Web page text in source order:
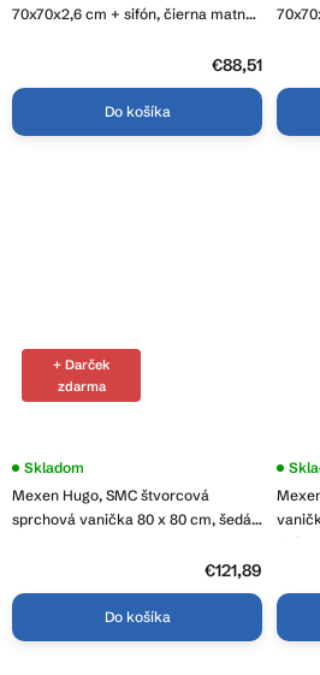
70x70x2,6 cm + sifón, čierna matná,
€88,51
Do košíka
+ Darček
zdarma
Mexen Hugo, SMC štvorcová
sprchová vanička 80 x 80 cm, šedá,
Skladom
€121,89
Do košíka
sifón,